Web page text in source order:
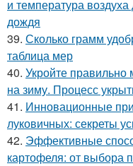
и температура
дождя
39. Сколько грамм
таблица мер
40. Укройте правильно
на зиму. Процесс
41. Инновационные
луковичных: секреты
42. Эффективные
картофеля: от выбора